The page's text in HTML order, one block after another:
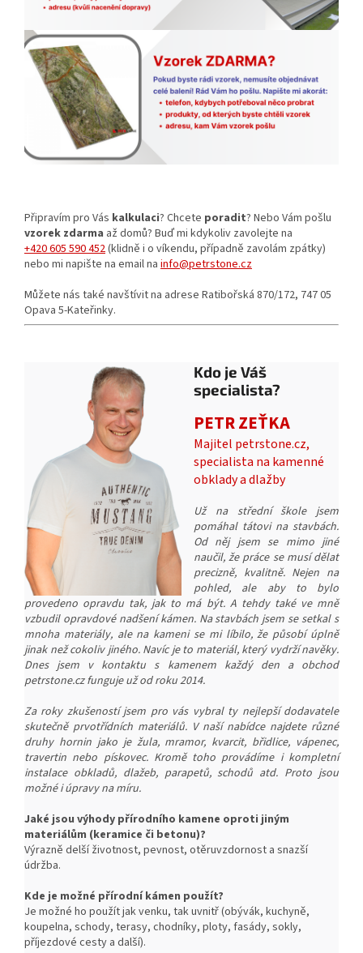
Připravím pro Vás kalkulaci? Chcete poradit? Nebo Vám pošlu
vzorek zdarma až domů? Buď mi kdykoliv zavolejte na
+420 605 590 452(klidně i o víkendu, případně zavolám zpátky)
nebo mi napište na email na info@petrstone.cz
Můžete nás také navštívit na adrese Ratibořská 870/172, 747 05
Opava 5-Kateřinky.
Kdo je Váš
specialista?
PETR ZEŤKA
Majitel petrstone.cz,
specialista na kamenné
obklady a dlažby
Už na střední škole jsem
pomáhal tátovi na stavbách.
Od něj jsem se mimo jiné
naučil, že práce se musí dělat
precizně, kvalitně. Nejen na
pohled, ale aby to bylo
provedeno opravdu tak, jak to má být. A tehdy také ve mně
vzbudil opravdové nadšení kámen. Na stavbách jsem se setkal s
mnoha materiály, ale na kameni se mi líbilo, že působí úplně
jinak než cokoliv jiného. Navíc je to materiál, který vydrží navěky.
Dnes jsem v kontaktu s kamenem každý den a obchod
petrstone.cz funguje už od roku 2014.
Za roky zkušeností jsem pro vás vybral ty nejlepší dodavatele
skutečně prvotřídních materiálů. V naší nabídce najdete různé
druhy hornin jako je žula, mramor, kvarcit, břidlice, vápenec,
travertin nebo pískovec. Kromě toho provádíme i kompletní
instalace obkladů, dlažeb, parapetů, schodů atd. Proto jsou
možné i úpravy na míru.
Jaké jsou výhody přírodního kamene oproti jiným
materiálům (keramice či betonu)?
Výrazně delší životnost, pevnost, otěruvzdornost a snazší
údržba.
Kde je možné přírodní kámen použít?
Je možné ho použít jak venku, tak uvnitř (obývák, kuchyně,
koupelna, schody, terasy, chodníky, ploty, fasády, sokly,
příjezdové cesty a další).